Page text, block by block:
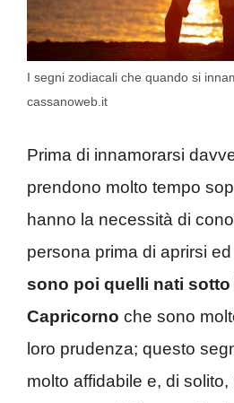
I segni zodiacali che quando si
cassanoweb.it
Prima di innamorarsi
prendono molto tempo
hanno la necessità di
persona prima di aprirsi
sono poi quelli nati sotto
Capricorno che sono
loro prudenza; questo
molto affidabile e, di